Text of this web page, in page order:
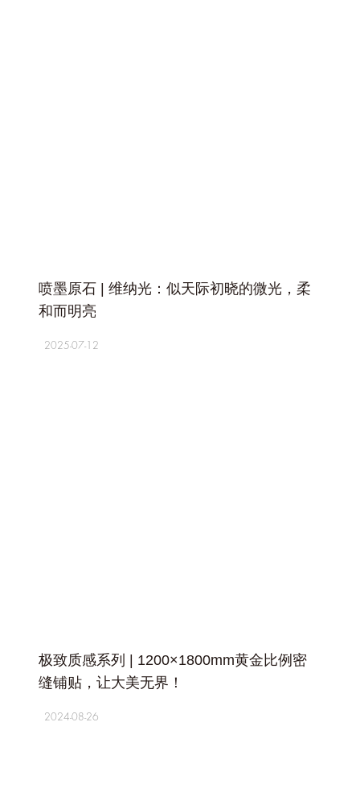
喷墨原石 | 维纳光：似天际初晓的微光，柔
和而明亮
2025-07-12
极致质感系列 | 1200×1800mm黄金比例密
缝铺贴，让大美无界！
2024-08-26